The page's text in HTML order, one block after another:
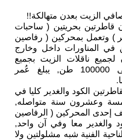
الزيت بعدن متهالكة!!
قاطرتين بحريتين ( ساحبات
) وتعمل بمحركين ( رفاصين
في المناورات داخل وخارج
لجميع ناقلات الزيت بجميع
أحجامها والتي تصل إلى 100000 طن, يبلغ عُمر
الكود والغدير كليا في
وعشرون سنة متواصله,
إحدى المحركين ( الرفاصين
والغدير معا وفي آن واحد,
الفنية شبه مشلولتين ولا